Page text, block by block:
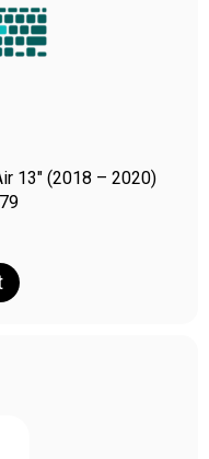
13″ (2018 – 2020)